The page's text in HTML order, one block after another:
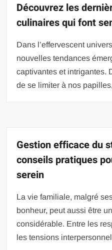
Découvrez les
culinaires qui font
Dans l’effervescent
nouvelles tendances
captivantes et intrigantes.
de se limiter à nos
Gestion efficace du
conseils pratiques
serein
La vie familiale, malgré
bonheur, peut aussi être
considérable. Entre les
les tensions